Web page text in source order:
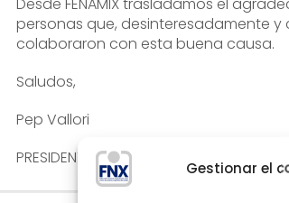
Gestionar el
Desde FENAMIX trasladamos el
personas que, desinteresadamente y
colaboraron con esta buena causa.
Saludos,
Pep Vallori
PRESIDENTE FENAMIX